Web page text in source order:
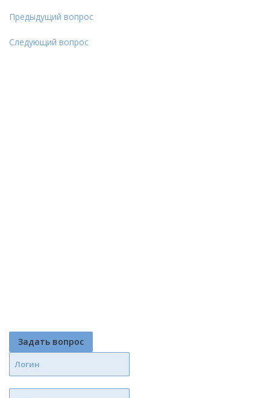
Предыдущий вопрос
Следующий вопрос
Задать вопрос